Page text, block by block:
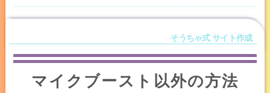
マイクブースト以外の方法